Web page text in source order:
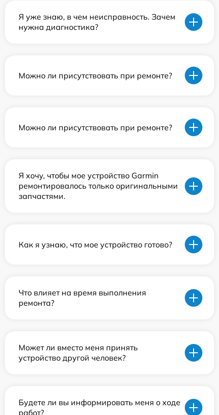
Я уже знаю, в чем неисправность. Зачем
нужна диагностика?
Можно ли присутствовать при ремонте?
Можно ли присутствовать при ремонте?
Я хочу, чтобы мое устройство Garmin
ремонтировалось только оригинальными
запчастями.
Как я узнаю, что мое устройство готово?
Что влияет на время выполнения
ремонта?
Может ли вместо меня принять
устройство другой человек?
Будете ли вы информировать меня о ходе
работ?